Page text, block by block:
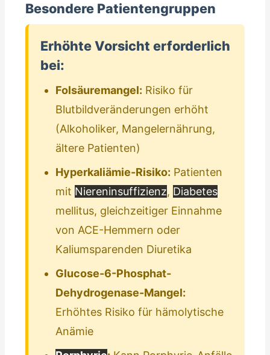
Besondere Patientengruppen
Erhöhte Vorsicht erforderlich
bei:
Folsäuremangel: Risiko für
Blutbildveränderungen erhöht
(Alkoholiker, Mangelernährung,
ältere Patienten)
Hyperkaliämie-Risiko: Patienten
mit Niereninsuffizienz, Diabetes
mellitus, gleichzeitiger Einnahme
von ACE-Hemmern oder
Kaliumsparenden Diuretika
Glucose-6-Phosphat-
Dehydrogenase-Mangel:
Erhöhtes Risiko für hämolytische
Anämie